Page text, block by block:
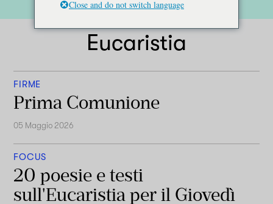
Eucaristia
FIRME
Prima Comunione
05 Maggio 2026
FOCUS
20 poesie e testi
sull'Eucaristia per il Giovedì
Close and do not switch language